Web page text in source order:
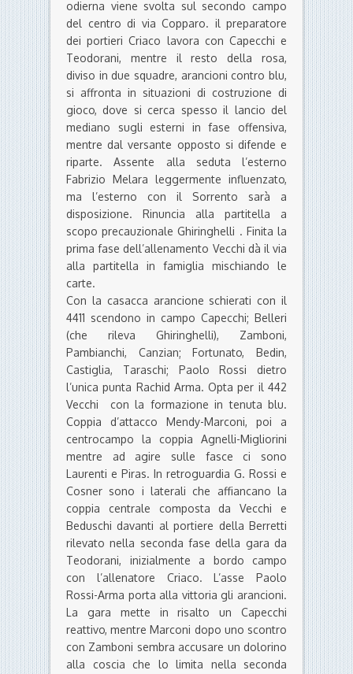
odierna viene svolta sul secondo campo
del centro di via Copparo. il preparatore
dei portieri Criaco lavora con Capecchi e
Teodorani, mentre il resto della rosa,
diviso in due squadre, arancioni contro blu,
si affronta in situazioni di costruzione di
gioco, dove si cerca spesso il lancio del
mediano sugli esterni in fase offensiva,
mentre dal versante opposto si difende e
riparte. Assente alla seduta l’esterno
Fabrizio Melara leggermente influenzato,
ma l’esterno con il Sorrento sarà a
disposizione. Rinuncia alla partitella a
scopo precauzionale Ghiringhelli . Finita la
prima fase dell’allenamento Vecchi dà il via
alla partitella in famiglia mischiando le
carte.
Con la casacca arancione schierati con il
4411 scendono in campo Capecchi; Belleri
(che rileva Ghiringhelli), Zamboni,
Pambianchi, Canzian; Fortunato, Bedin,
Castiglia, Taraschi; Paolo Rossi dietro
l’unica punta Rachid Arma. Opta per il 442
Vecchi con la formazione in tenuta blu.
Coppia d’attacco Mendy-Marconi, poi a
centrocampo la coppia Agnelli-Migliorini
mentre ad agire sulle fasce ci sono
Laurenti e Piras. In retroguardia G. Rossi e
Cosner sono i laterali che affiancano la
coppia centrale composta da Vecchi e
Beduschi davanti al portiere della Berretti
rilevato nella seconda fase della gara da
Teodorani, inizialmente a bordo campo
con l’allenatore Criaco. L’asse Paolo
Rossi-Arma porta alla vittoria gli arancioni.
La gara mette in risalto un Capecchi
reattivo, mentre Marconi dopo uno scontro
con Zamboni sembra accusare un dolorino
alla coscia che lo limita nella seconda